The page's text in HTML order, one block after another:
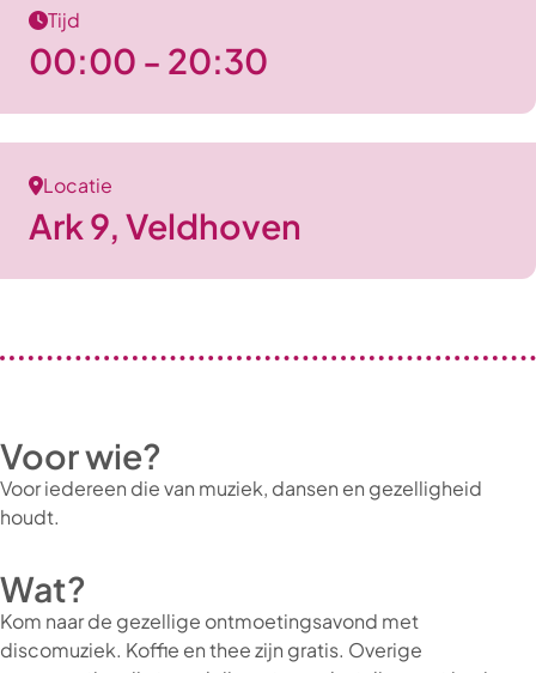
Tijd
00:00 - 20:30
Locatie
Ark 9, Veldhoven
Voor wie?
Voor iedereen die van muziek, dansen en gezelligheid
houdt.
Wat?
Kom naar de gezellige ontmoetingsavond met
discomuziek. Koffie en thee zijn gratis. Overige